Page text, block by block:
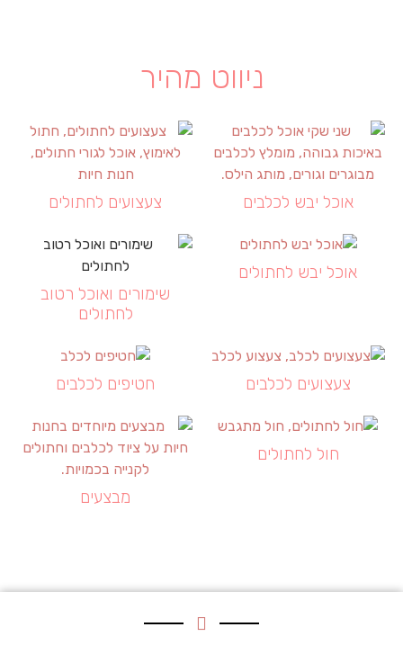
ניווט מהיר
אוכל יבש לכלבים צעצועים לחתולים
אוכל יבש לחתולים
שימורים ואוכל רטוב
לחתולים
צעצועים לכלבים חטיפים לכלבים
חול לחתולים
מבצעים